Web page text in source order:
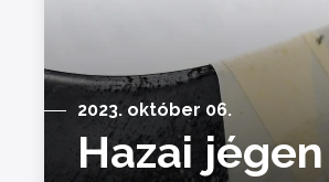
2023. október 06.
Hazai